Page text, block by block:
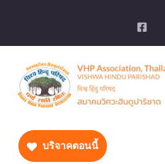
บริจาคตอนนี้